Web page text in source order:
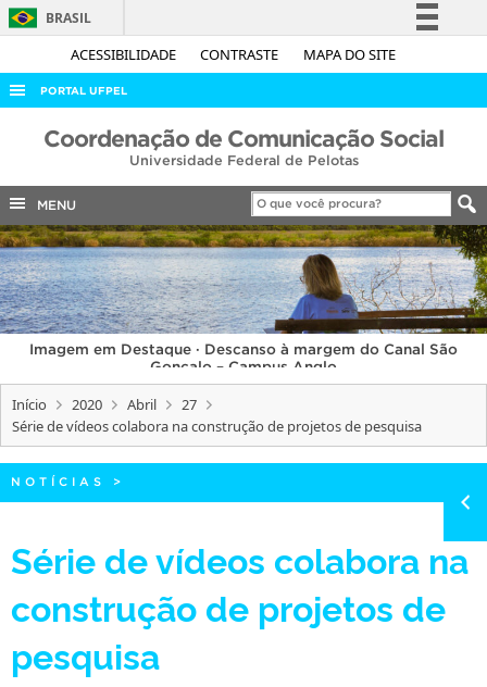
ACESSIBILIDADE CONTRASTE MAPA DO SITE
BRASIL
Simplifique!
Acesso à informação
Legislação
Canais
PORTAL UFPEL
ACESSO À INFORMAÇÃO
COBALTO
CONCURSOS
EDITAIS
INTERNACIONAL
OUVIDORIA
PORTARIAS
TELEFONES
Coordenação de Comunicação Social
Universidade Federal de Pelotas
MENU
Imagem em Destaque · Descanso à margem do Canal São
Gonçalo – Campus Anglo
Início 2020 Abril
27
Série de vídeos colabora na construção de projetos de pesquisa
NOTÍCIAS >
Série de vídeos colabora na
construção de projetos de
pesquisa